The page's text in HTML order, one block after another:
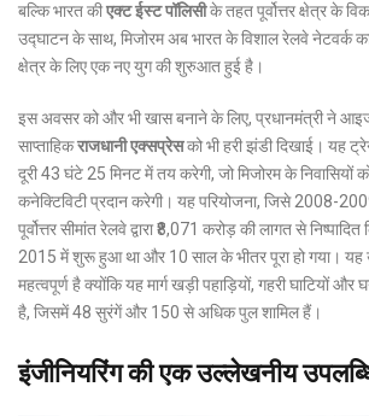
बल्कि भारत कीएक्ट ईस्ट पॉलिसीके तहत पूर्वोत्तर क्षेत्र के
उद्घाटन के साथ, मिजोरम अब भारत के विशाल रेलवे नेटवर्क
क्षेत्र के लिए एक नए युग की शुरुआत हुई है।
इस अवसर को और भी खास बनाने के लिए, प्रधानमंत्री ने
साप्ताहिकराजधानी एक्सप्रेसको भी हरी झंडी दिखाई। यह
दूरी 43 घंटे 25 मिनट में तय करेगी, जो मिजोरम के निवासियों
कनेक्टिविटी प्रदान करेगी। यह परियोजना, जिसे 2008-
पूर्वोत्तर सीमांत रेलवे द्वारा ₹8,071 करोड़ की लागत से
2015 में शुरू हुआ था और 10 साल के भीतर पूरा हो गया। यह
महत्वपूर्ण है क्योंकि यह मार्ग खड़ी पहाड़ियों, गहरी घाटियों
है, जिसमें 48 सुरंगें और 150 से अधिक पुल शामिल हैं।
इंजीनियरिंग की एक उल्लेखनीय